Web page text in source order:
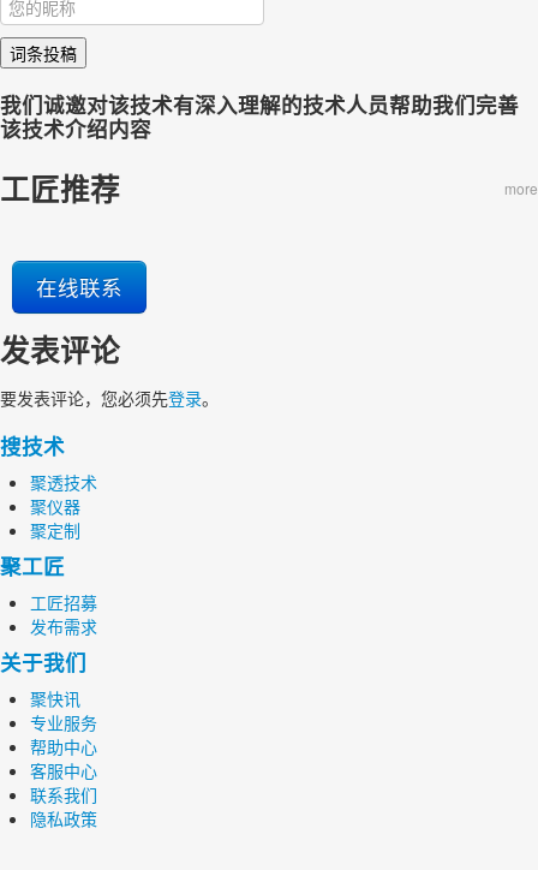
词条投稿
我们诚邀对该技术有深入理解的技术人员帮助我们完善
该技术介绍内容
工匠推荐 more
在线联系
发表评论
要发表评论，您必须先登录。
搜技术
聚透技术
聚仪器
聚定制
聚工匠
工匠招募
发布需求
关于我们
聚快讯
专业服务
帮助中心
客服中心
联系我们
隐私政策